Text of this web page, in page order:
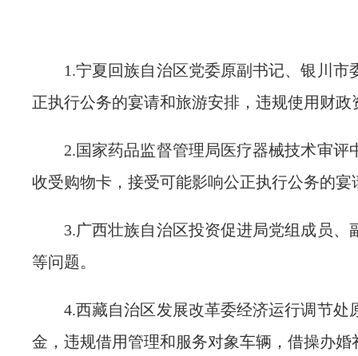
1.宁夏回族自治区党委原副书记、银川
正执行公务的宴请和旅游安排，违规使用财
2.国家药品监督管理局医疗器械技术审
收受购物卡，接受可能影响公正执行公务的
3.广西壮族自治区投资促进局党组成员
等问题。
4.西藏自治区发展改革委经济运行调节处
金，违规借用管理和服务对象车辆，借操办婚